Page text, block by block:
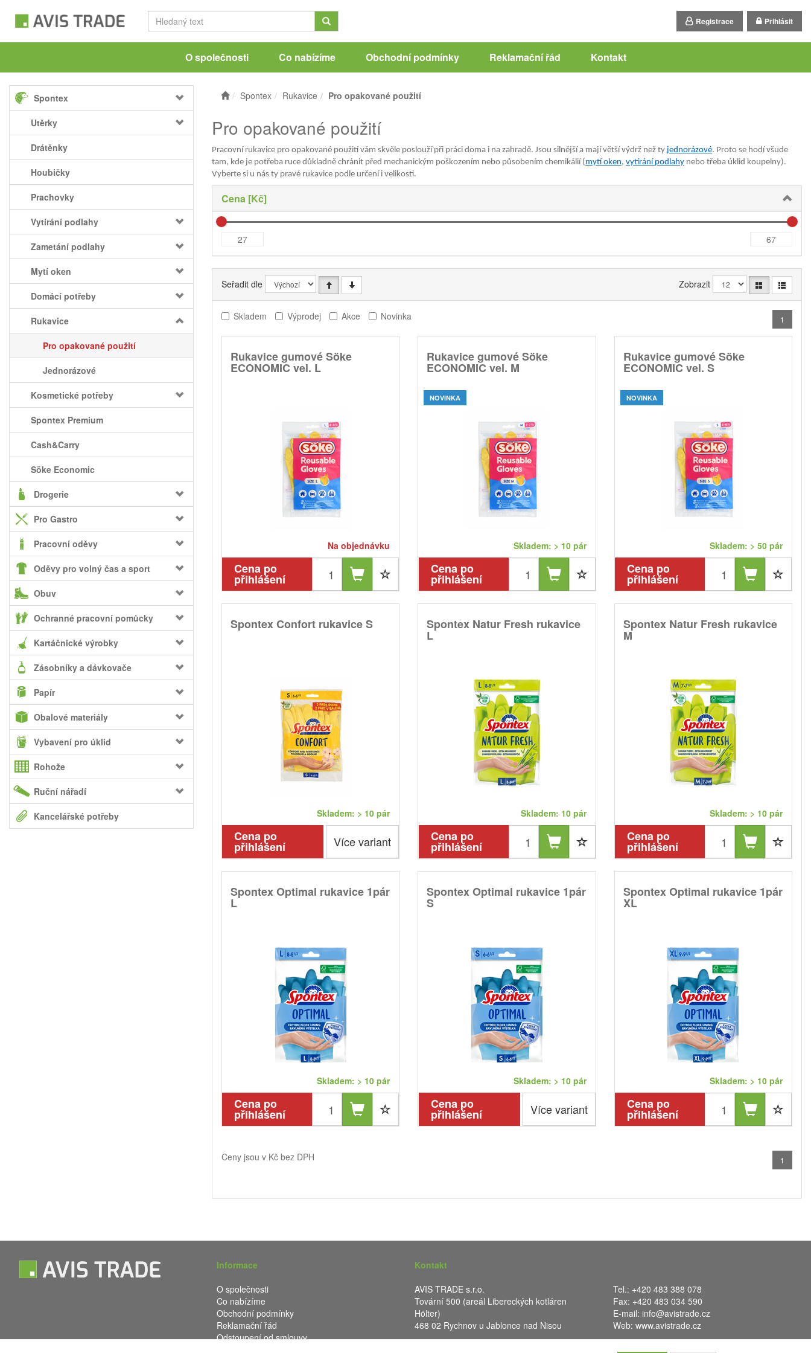
Registrace Přihlásit
O společnosti Co nabízíme Obchodní podmínky Reklamační řád Kontakt
Spontex
Utěrky
Drátěnky
Houbičky
Prachovky
Vytírání podlahy
Zametání podlahy
Mytí oken
Domácí potřeby
Rukavice
Pro opakované použití
Jednorázové
Kosmetické potřeby
Spontex Premium
Cash&Carry
Söke Economic
Drogerie
Pro Gastro
Pracovní oděvy
Oděvy pro volný čas a sport
Obuv
Ochranné pracovní pomůcky
Kartáčnické výrobky
Zásobníky a dávkovače
Papír
Obalové materiály
Vybavení pro úklid
Rohože
Ruční nářadí
Kancelářské potřeby
Spontex Rukavice Pro opakované použití
Pro opakované použití
Pracovní rukavice pro opakované použití vám skvěle poslouží při práci doma i na zahradě. Jsou silnější a mají větší výdrž než ty jednorázové. Proto se hodí všude
tam, kde je potřeba ruce důkladně chránit před mechanickým poškozením nebo působením chemikálií (mytí oken, vytírání podlahy nebo třeba úklid koupelny).
Vyberte si u nás ty pravé rukavice podle určení i velikosti.
Cena [Kč]
Seřadit dle Zobrazit
Skladem Výprodej Akce Novinka 1
Rukavice gumové Söke
ECONOMIC vel. L
Na objednávku
Cena po
přihlášení
Rukavice gumové Söke
ECONOMIC vel. M
NOVINKA
Skladem: > 10 pár
Cena po
přihlášení
Rukavice gumové Söke
ECONOMIC vel. S
NOVINKA
Skladem: > 50 pár
Cena po
přihlášení
Spontex Confort rukavice S
Skladem: > 10 pár
Cena po
přihlášení Více variant
Spontex Natur Fresh rukavice
L
Skladem: 10 pár
Cena po
přihlášení
Spontex Natur Fresh rukavice
M
Skladem: > 10 pár
Cena po
přihlášení
Spontex Optimal rukavice 1pár
L
Skladem: > 10 pár
Cena po
přihlášení
Spontex Optimal rukavice 1pár
S
Skladem: > 10 pár
Cena po
přihlášení Více variant
Spontex Optimal rukavice 1pár
XL
Skladem: > 10 pár
Cena po
přihlášení
Ceny jsou v Kč bez DPH 1
Informace
O společnosti
Co nabízíme
Obchodní podmínky
Reklamační řád
Odstoupení od smlouvy
Kontakt
AVIS TRADE s.r.o.
Tovární 500 (areál Libereckých kotláren
Hölter)
468 02 Rychnov u Jablonce nad Nisou
Tel.: +420 483 388 078
Fax: +420 483 034 590
E-mail: info@avistrade.cz
Web: www.avistrade.cz